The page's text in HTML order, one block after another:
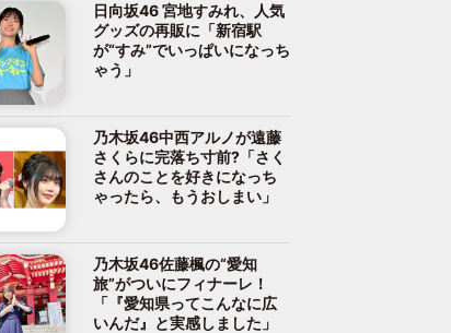
日向坂46 宮地すみれ、人気
グッズの再販に「新宿駅
が“すみ”でいっぱいになっち
ゃう」
乃木坂46中西アルノが遠藤
さくらに完落ち寸前?「さく
さんのことを好きになっち
ゃったら、もうおしまい」
乃木坂46佐藤楓の“愛知
旅”がついにフィナーレ！
「『愛知県ってこんなに広
いんだ』と実感しました」